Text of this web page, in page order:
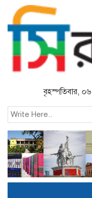
বৃহস্পতিবার,